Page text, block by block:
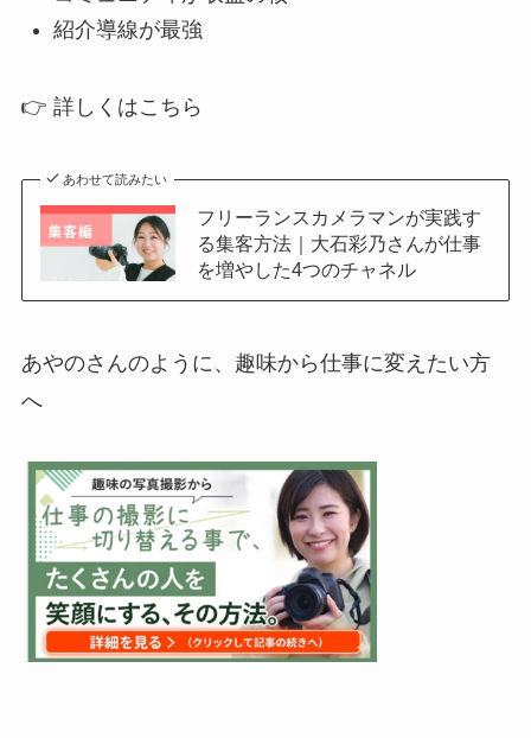
紹介導線が最強
👉 詳しくはこちら
あわせて読みたい
フリーランスカメラマンが実践す
る集客方法｜大石彩乃さんが仕事
を増やした4つのチャネル
あやのさんのように、趣味から仕事に変えたい方
へ